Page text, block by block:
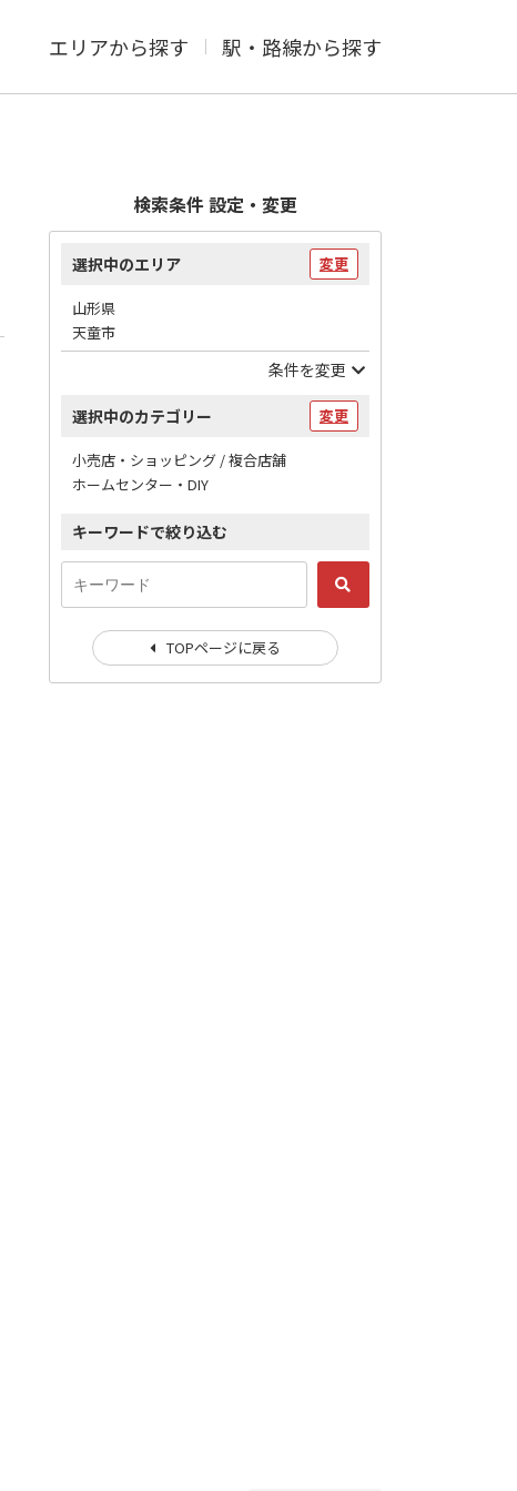
エリアから探す 駅・路線から探す
検索条件 設定・変更
選択中のエリア 変更
山形県
天童市
条件を変更
選択中のカテゴリー 変更
小売店・ショッピング / 複合店舗
ホームセンター・DIY
キーワードで絞り込む
TOPページに戻る